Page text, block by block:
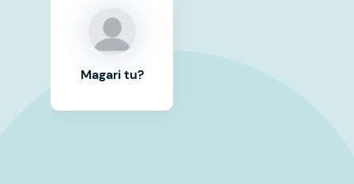
Magari tu?